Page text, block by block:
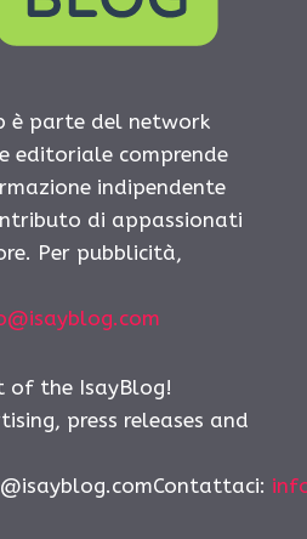
è parte del network
editoriale comprende
indipendente
di appassionati
Per pubblicità,
of the IsayBlog!
press releases and